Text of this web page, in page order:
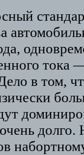
тока
в том,
долго.